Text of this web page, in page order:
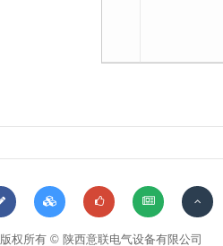
版权所有 © 陕西意联电气设备有限公司